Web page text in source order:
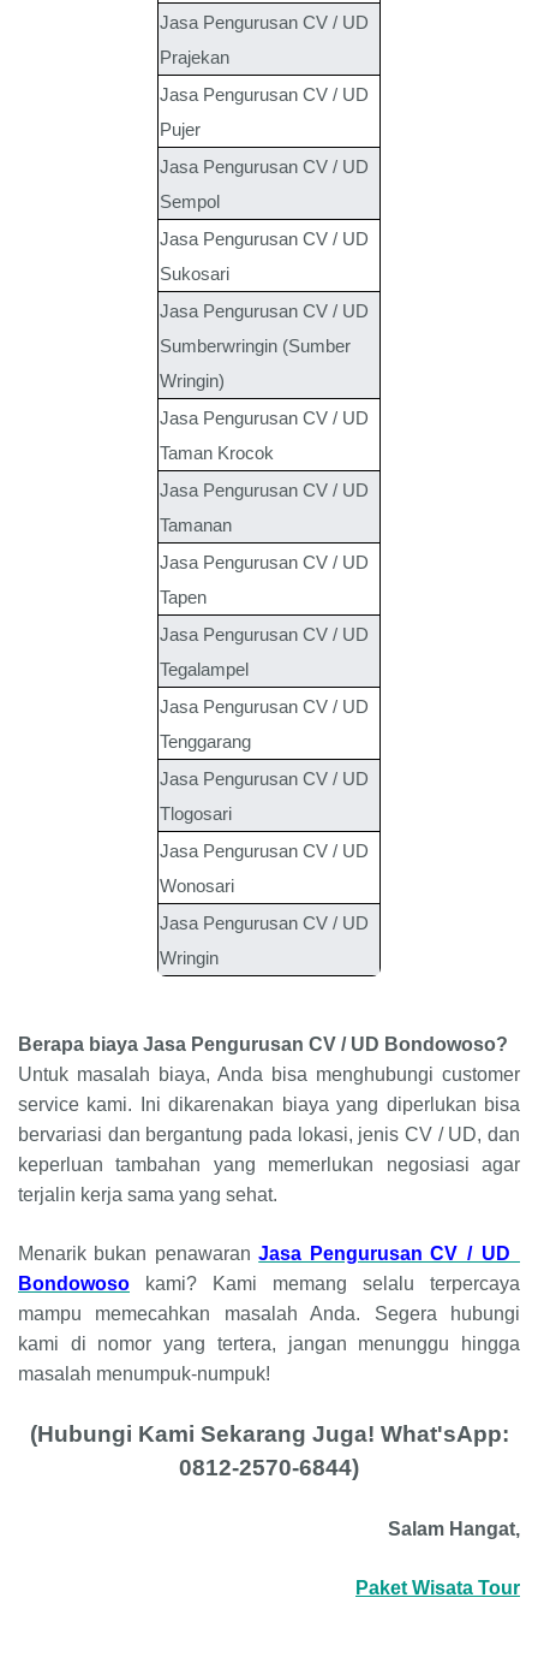
Jasa Pengurusan CV / UD
Prajekan
Jasa Pengurusan CV / UD
Pujer
Jasa Pengurusan CV / UD
Sempol
Jasa Pengurusan CV / UD
Sukosari
Jasa Pengurusan CV / UD
Sumberwringin (Sumber
Wringin)
Jasa Pengurusan CV / UD
Taman Krocok
Jasa Pengurusan CV / UD
Tamanan
Jasa Pengurusan CV / UD
Tapen
Jasa Pengurusan CV / UD
Tegalampel
Jasa Pengurusan CV / UD
Tenggarang
Jasa Pengurusan CV / UD
Tlogosari
Jasa Pengurusan CV / UD
Wonosari
Jasa Pengurusan CV / UD
Wringin
Berapa biaya Jasa Pengurusan CV / UD Bondowoso?
Untuk masalah biaya, Anda bisa menghubungi customer
service kami. Ini dikarenakan biaya yang diperlukan bisa
bervariasi dan bergantung pada lokasi, jenis CV / UD, dan
keperluan tambahan yang memerlukan negosiasi agar
terjalin kerja sama yang sehat.
Menarik bukan penawaranJasa Pengurusan CV / UD
Bondowoso kami? Kami memang selalu terpercaya
mampu memecahkan masalah Anda. Segera hubungi
kami di nomor yang tertera, jangan menunggu hingga
masalah menumpuk-numpuk!
(Hubungi Kami Sekarang Juga! What'sApp:
0812-2570-6844)
Salam Hangat,
Paket Wisata Tour